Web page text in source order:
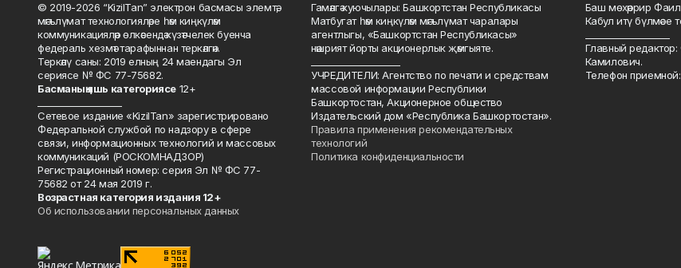
© 2019-2026 “KizilTan” электрон басмасы элемтә,
мәгълүмат технологияләре һәм киңкүләм
коммуникацияләр өлкәсендә күзәтчелек буенча
федераль хезмәт тарафыннан теркәлгән.
Теркәлү саны: 2019 елның 24 маендагы Эл
сериясе № ФС 77-75682.
Басманың яшь категориясе12+
Сетевое издание «KizilTan» зарегистрировано
Федеральной службой по надзору в сфере
связи, информационных технологий и массовых
коммуникаций (РОСКОМНАДЗОР)
Регистрационный номер: серия Эл № ФС 77-
75682 от 24 мая 2019 г.
Возрастная категория издания 12+
Об использовании персональных данных
Гамәлгә куючылары: Башкортстан Республикасы
Матбугат һәм киңкүләм мәгълүмат чаралары
агентлыгы, «Башкортстан Республикасы»
нәшрият йорты акционерлык җәмгыяте.
УЧРЕДИТЕЛИ: Агентство по печати и средствам
массовой информации Республики
Башкортостан, Акционерное общество
Издательский дом «Республика Башкортостан».
Правила применения рекомендательных
технологий
Политика конфиденциальности
Баш мөхәррир
Кабул итү бүлмәсе
Главный
Камилович.
Телефон